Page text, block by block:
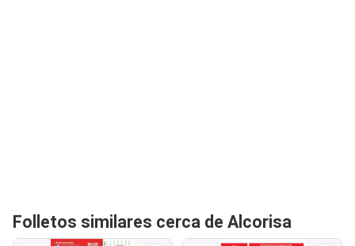
Folletos similares cerca de Alcorisa